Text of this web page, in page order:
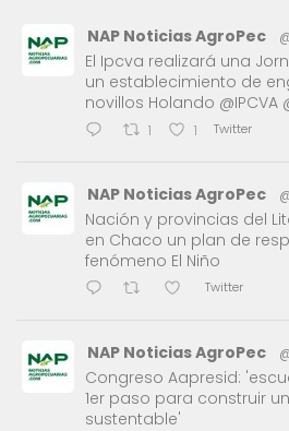
NAP Noticias AgroPec
El Ipcva realizará una
un establecimiento de
novillos Holando @IPCVA
1 1 Twitter
NAP Noticias AgroPec
Nación y provincias del
en Chaco un plan de
fenómeno El Niño
Twitter
NAP Noticias AgroPec
Congreso Aapresid:
1er paso para construir
sustentable'